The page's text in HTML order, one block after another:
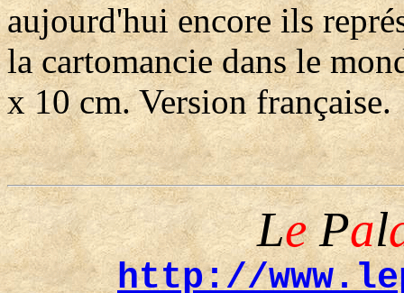
aujourd'hui encore ils
la cartomancie dans le
x 10 cm. Version française.
LePal
http://